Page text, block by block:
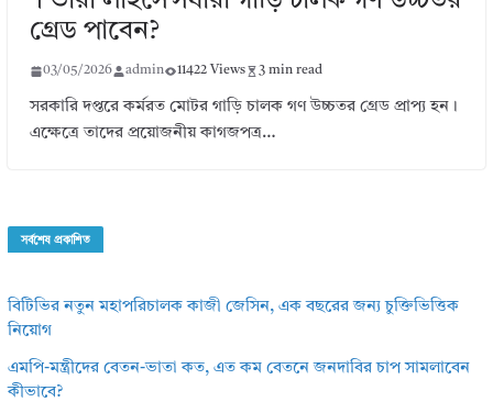
গ্রেড পাবেন?
03/05/2026 admin 11422 Views 3 min read
সরকারি দপ্তরে কর্মরত মোটর গাড়ি চালক গণ উচ্চতর গ্রেড প্রাপ্য হন।
এক্ষেত্রে তাদের প্রয়োজনীয় কাগজপত্র…
সর্বশেষ প্রকাশিত
বিটিভির নতুন মহাপরিচালক কাজী জেসিন, এক বছরের জন্য চুক্তিভিত্তিক
নিয়োগ
এমপি-মন্ত্রীদের বেতন-ভাতা কত, এত কম বেতনে জনদাবির চাপ সামলাবেন
কীভাবে?